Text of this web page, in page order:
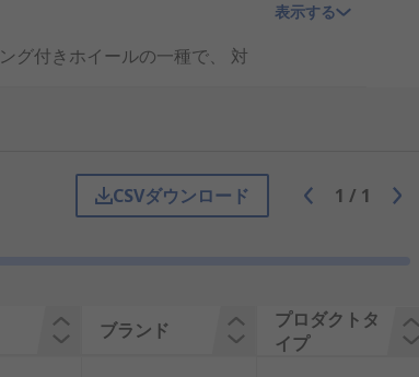
グ付きホイールの一種で、 対
キャスターをスイベルと固定
ークリップが付いている場合
表示する
CSVダウンロード 1 / 1
ブランド
プロダクトタ
イプ